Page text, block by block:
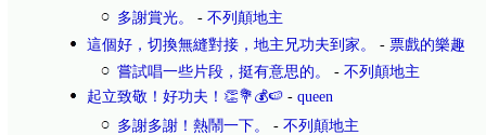
多謝賞光。
- 不列顛地主
這個好，切換無縫對接，地主兄功夫到家。
- 票戲的樂趣
嘗試唱一些片段，挺有意思的。
- 不列顛地主
起立致敬！好功夫！👏💐💰🍉 - queen
多謝多謝！熱鬧一下。
- 不列顛地主